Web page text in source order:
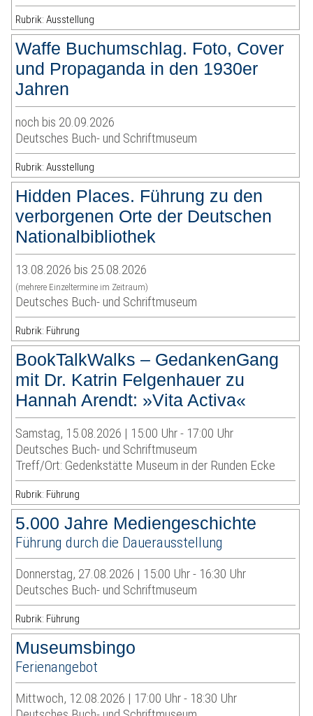
Rubrik: Ausstellung
Waffe Buchumschlag. Foto, Cover
und Propaganda in den 1930er
Jahren
noch bis 20.09.2026
Deutsches Buch- und Schriftmuseum
Rubrik: Ausstellung
Hidden Places. Führung zu den
verborgenen Orte der Deutschen
Nationalbibliothek
13.08.2026 bis 25.08.2026
(mehrere Einzeltermine im Zeitraum)
Deutsches Buch- und Schriftmuseum
Rubrik: Führung
BookTalkWalks – GedankenGang
mit Dr. Katrin Felgenhauer zu
Hannah Arendt: »Vita Activa«
Samstag, 15.08.2026 | 15:00 Uhr - 17:00 Uhr
Deutsches Buch- und Schriftmuseum
Treff/Ort: Gedenkstätte Museum in der Runden Ecke
Rubrik: Führung
5.000 Jahre Mediengeschichte
Führung durch die Dauerausstellung
Donnerstag, 27.08.2026 | 15:00 Uhr - 16:30 Uhr
Deutsches Buch- und Schriftmuseum
Rubrik: Führung
Museumsbingo
Ferienangebot
Mittwoch, 12.08.2026 | 17:00 Uhr - 18:30 Uhr